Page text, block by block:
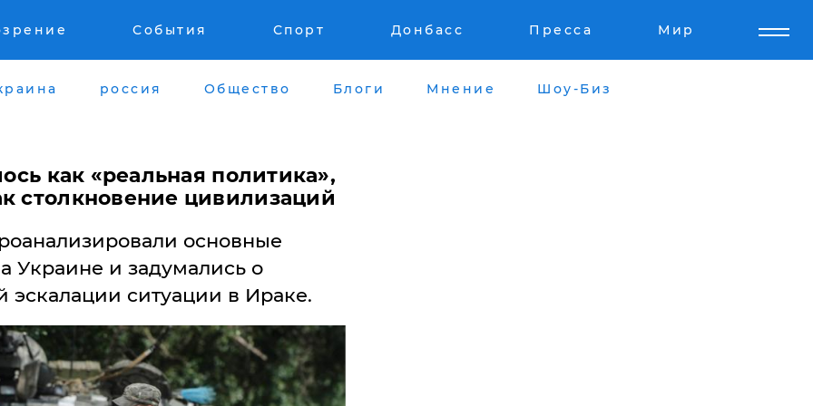
События Спорт Донбасс Пресса Мир
россия Общество Блоги Мнение Шоу-Биз
как «реальная политика»,
столкновение цивилизаций
основные
Украине и задумались о
ситуации в Ираке.